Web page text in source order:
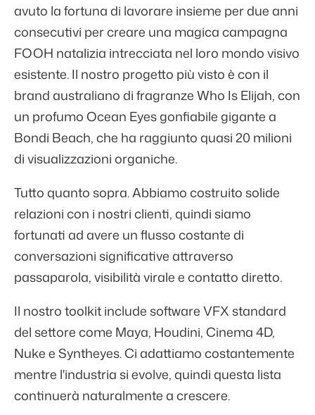
avuto la fortuna di lavorare insieme per due anni
consecutivi per creare una magica campagna
FOOH natalizia intrecciata nel loro mondo visivo
esistente. Il nostro progetto più visto è con il
brand australiano di fragranze Who Is Elijah, con
un profumo Ocean Eyes gonfiabile gigante a
Bondi Beach, che ha raggiunto quasi 20 milioni
di visualizzazioni organiche.
Tutto quanto sopra. Abbiamo costruito solide
relazioni con i nostri clienti, quindi siamo
fortunati ad avere un flusso costante di
conversazioni significative attraverso
passaparola, visibilità virale e contatto diretto.
Il nostro toolkit include software VFX standard
del settore come Maya, Houdini, Cinema 4D,
Nuke e Syntheyes. Ci adattiamo costantemente
mentre l'industria si evolve, quindi questa lista
continuerà naturalmente a crescere.